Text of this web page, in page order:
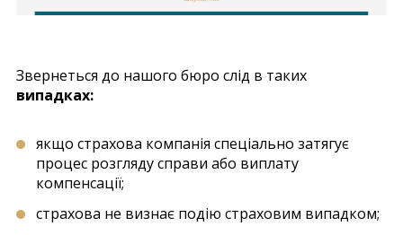
Звернеться до нашого бюро слід в таких
випадках:
якщо страхова компанія спеціально затягує
процес розгляду справи або виплату
компенсації;
страхова не визнає подію страховим випадком;